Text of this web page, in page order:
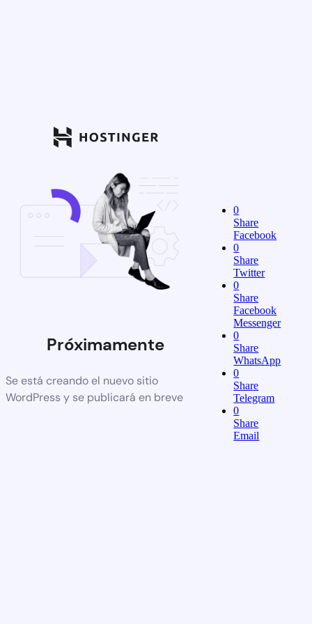
Próximamente
Se está creando el nuevo sitio
WordPress y se publicará en breve
0
Share
Facebook
0
Share
Twitter
0
Share
Facebook
Messenger
0
Share
WhatsApp
0
Share
Telegram
0
Share
Email